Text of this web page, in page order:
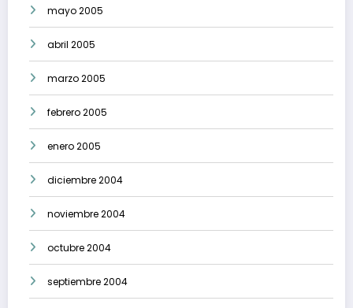
mayo 2005
abril 2005
marzo 2005
febrero 2005
enero 2005
diciembre 2004
noviembre 2004
octubre 2004
septiembre 2004